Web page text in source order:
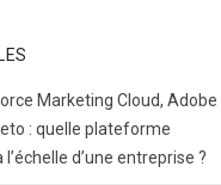
Marketing Cloud, Adobe
: quelle plateforme
d’une entreprise ?